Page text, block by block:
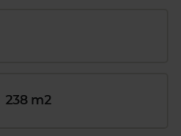
238 m2